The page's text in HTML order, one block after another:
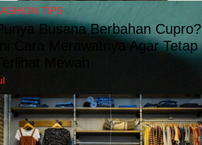
TIPS
Busana Berbahan Cupro?
Cara Merawatnya Agar Tetap